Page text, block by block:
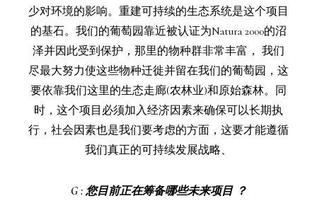
少对环境的影响。重建可持续的生态系统是这个项目
的基石。我们的葡萄园靠近被认证为Natura 2000的沼
泽并因此受到保护，那里的物种群非常丰富， 我们
尽最大努力使这些物种迁徙并留在我们的葡萄园，这
要依靠我们这里的生态走廊(农林业)和原始森林。同
时，这个项目必须加入经济因素来确保可以长期执
行，社会因素也是我们要考虑的方面，这要才能遵循
我们真正的可持续发展战略、
G : 您目前正在筹备哪些未来项目 ？